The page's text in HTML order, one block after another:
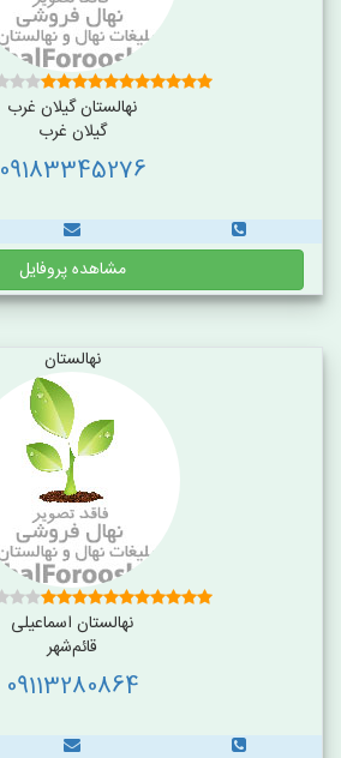
نهالستان گیلان غرب
گیلان غرب
09183345276
مشاهده پروفایل
نهالستان
نهالستان اسماعیلی
قائم‌شهر
09113280864